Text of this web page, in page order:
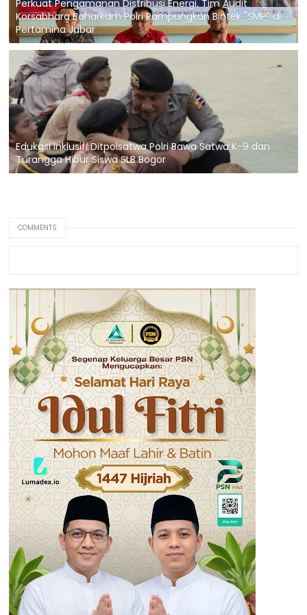
Perkuat Pengamanan Distribusi Energi, Tim Audit
Korsabhara Baharkam Polri Rampungkan Bintek "SMP" di
Pertamina Jabar
Edukasi Inklusif, Ditpolsatwa Polri Bawa Satwa K-9 dan
Turangga Hibur Siswa SLB Bogor
COMMENTS